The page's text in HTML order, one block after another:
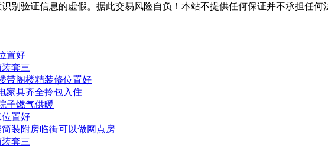
别验证信息的虚假。据此交易风险自负！本站不提供任何保证并不承担任何
置好
套三
带阁楼精装修位置好
家具齐全拎包入住
子燃气供暖
位置好
装附房临街可以做网点房
套三